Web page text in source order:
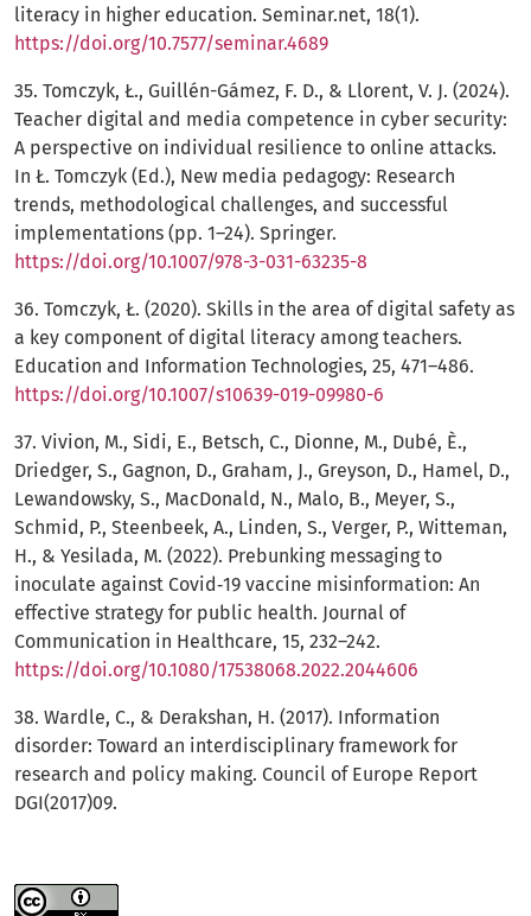
literacy in higher education. Seminar.net, 18(1).
https://doi.org/10.7577/seminar.4689
35. Tomczyk, Ł., Guillén-Gámez, F. D., & Llorent, V. J. (2024).
Teacher digital and media competence in cyber security:
A perspective on individual resilience to online attacks.
In Ł. Tomczyk (Ed.), New media pedagogy: Research
trends, methodological challenges, and successful
implementations (pp. 1–24). Springer.
https://doi.org/10.1007/978-3-031-63235-8
36. Tomczyk, Ł. (2020). Skills in the area of digital safety as
a key component of digital literacy among teachers.
Education and Information Technologies, 25, 471–486.
https://doi.org/10.1007/s10639-019-09980-6
37. Vivion, M., Sidi, E., Betsch, C., Dionne, M., Dubé, È.,
Driedger, S., Gagnon, D., Graham, J., Greyson, D., Hamel, D.,
Lewandowsky, S., MacDonald, N., Malo, B., Meyer, S.,
Schmid, P., Steenbeek, A., Linden, S., Verger, P., Witteman,
H., & Yesilada, M. (2022). Prebunking messaging to
inoculate against Covid‐19 vaccine misinformation: An
effective strategy for public health. Journal of
Communication in Healthcare, 15, 232–242.
https://doi.org/10.1080/17538068.2022.2044606
38. Wardle, C., & Derakshan, H. (2017). Information
disorder: Toward an interdisciplinary framework for
research and policy making. Council of Europe Report
DGI(2017)09.